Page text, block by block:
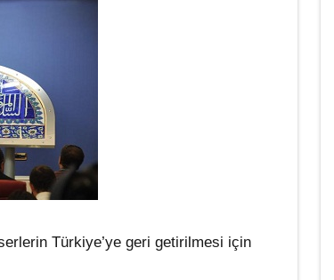
Türkiye’ye geri getirilmesi için